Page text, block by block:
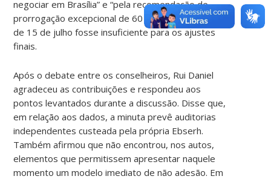
negociar em Brasília” e “pela recomendação de
prorrogação excepcional de 60 dias”, caso o prazo
de 15 de julho fosse insuficiente para os ajustes
finais.
Após o debate entre os conselheiros, Rui Daniel
agradeceu as contribuições e respondeu aos
pontos levantados durante a discussão. Disse que,
em relação aos dados, a minuta prevê auditorias
independentes custeada pela própria Ebserh.
Também afirmou que não encontrou, nos autos,
elementos que permitissem apresentar naquele
momento um modelo imediato de não adesão. Em